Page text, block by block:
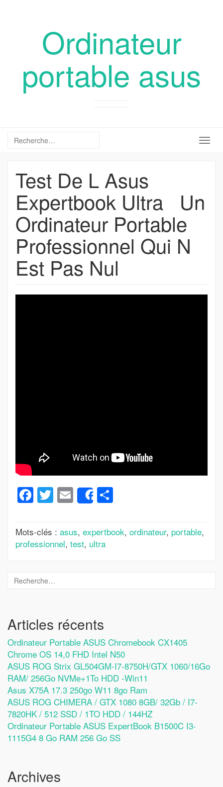
Ordinateur
portable asus
Test De L Asus
Expertbook Ultra Un
Ordinateur Portable
Professionnel Qui N
Est Pas Nul
Facebook
Twitter
Email
Share
Mots-clés : asus, expertbook, ordinateur, portable,
professionnel, test, ultra
Articles récents
Ordinateur Portable ASUS Chromebook CX1405
Chrome OS 14,0 FHD Intel N50
ASUS ROG Strix GL504GM-I7-8750H/GTX 1060/16Go
RAM/ 256Go NVMe+1To HDD -Win11
Asus X75A 17.3 250go W11 8go Ram
ASUS ROG CHIMERA / GTX 1080 8GB/ 32Gb / I7-
7820HK / 512 SSD / 1TO HDD / 144HZ
Ordinateur Portable ASUS ExpertBook B1500C I3-
1115G4 8 Go RAM 256 Go SS
Archives